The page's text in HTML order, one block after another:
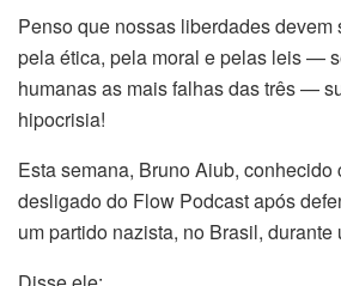
Penso que nossas liberdades devem
pela ética, pela moral e pelas leis —
humanas as mais falhas das três —
hipocrisia!
Esta semana, Bruno Aiub, conhecido
desligado do Flow Podcast após
um partido nazista, no Brasil, durante